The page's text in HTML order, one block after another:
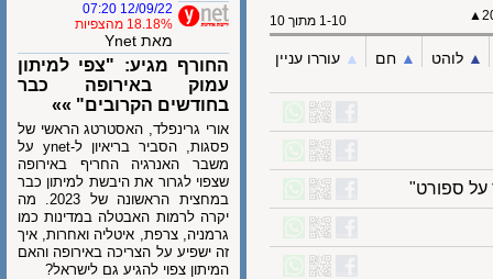
1-10 מתוך 10
לוהט ▲︎ חם ▲︎ עוררו עניין
12/09/22 07:20
18.18% מהצפיות
מאת Ynet
החורף מגיע: "צפי למיתון
עמוק באירופה כבר
בחודשים הקרובים" »»
אורי גרינפלד, האסטרטג הראשי של
פסגות, הסביר בריאיון ל-ynet על
משבר האנרגיה החריף באירופה
שצפוי לגרור את היבשת למיתון כבר
במחצית הראשונה של 2023. מה
יקרה לרמות האבטלה במדינות כמו
גרמניה, צרפת, איטליה ואחרות, איך
זה ישפיע על הצריכה באירופה והאם
המיתון צפוי להגיע גם לישראל?